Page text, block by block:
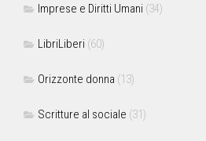
Imprese e Diritti Umani (34)
LibriLiberi (60)
Orizzonte donna (13)
Scritture al sociale (31)